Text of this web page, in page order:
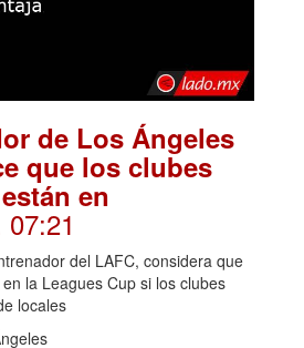
de Los Ángeles
que los clubes
en
07:21
del LAFC, considera que
la Leagues Cup si los clubes
locales